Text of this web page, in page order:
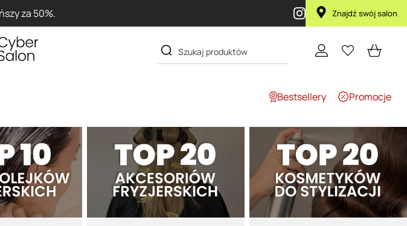
Przy zakupie produktu Artego
Znajdź swój salon
Bestsellery Promocje